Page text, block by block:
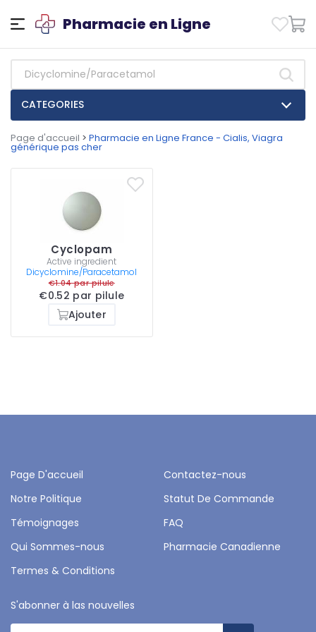
Pharmacie en Ligne
CATEGORIES
Page d'accueil > Pharmacie en Ligne France - Cialis, Viagra
générique pas cher
Cyclopam
Active ingredient
Dicyclomine/Paracetamol
€1.04 par pilule
€0.52 par pilule
Ajouter
Page D'accueil
Contactez-nous
Notre Politique
Statut De Commande
Témoignages
FAQ
Qui Sommes-nous
Pharmacie Canadienne
Termes & Conditions
S'abonner à las nouvelles